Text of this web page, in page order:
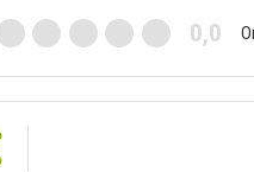
0,0